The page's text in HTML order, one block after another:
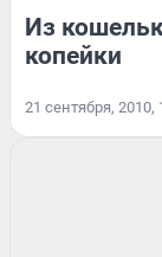
Из
копейки
21 сентября, 2010,